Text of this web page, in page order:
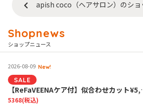
apish coco（ヘアサロン）のショ
ショップニュース
2026-08-09 New!
SALE
【
5368(税込)